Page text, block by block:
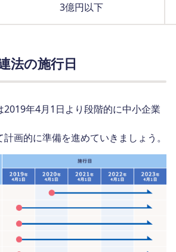
3億円以下
法の施行日
年4月1日より段階的に中小企業
画的に準備を進めていきましょう。